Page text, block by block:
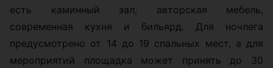
есть каминный зал, авторская мебель,
современная кухня и бильярд. Для ночлега
предусмотрено от 14 до 19 спальных мест, а для
мероприятий площадка может принять до 30